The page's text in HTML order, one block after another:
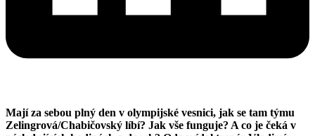
Mají za sebou plný den v olympijské vesnici, jak se tam týmu
Zelingrová/Chabičovský líbí? Jak vše funguje? A co je čeká v